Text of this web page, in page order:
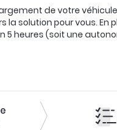
VOIR
NOS
NOUS
de votre
la solution pour vous. En
5 heures (soit une